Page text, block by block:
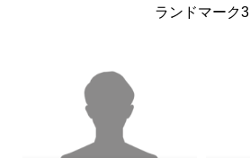
ランドマーク3